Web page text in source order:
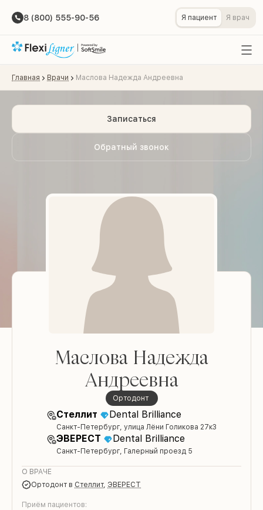
8 (800) 555-90-56 Я пациент Я врач
Главная Врачи Маслова Надежда Андреевна
Обратный звонок
Записаться
Маслова Надежда
Андреевна
Ортодонт
Стеллит Dental Brilliance
Санкт-Петербург, улица Лёни Голикова 27к3
ЭВЕРЕСТ Dental Brilliance
Санкт-Петербург, Галерный проезд 5
О ВРАЧЕ
Ортодонт в Стеллит, ЭВЕРЕСТ
Приём пациентов: